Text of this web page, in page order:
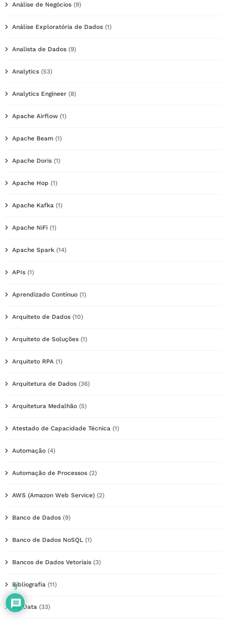
Análise de Negócios (9)
Análise Exploratória de Dados (1)
Analista de Dados (9)
Analytics (53)
Analytics Engineer (8)
Apache Airflow (1)
Apache Beam (1)
Apache Doris (1)
Apache Hop (1)
Apache Kafka (1)
Apache NiFi (1)
Apache Spark (14)
APIs (1)
Aprendizado Contínuo (1)
Arquiteto de Dados (10)
Arquiteto de Soluções (1)
Arquiteto RPA (1)
Arquitetura de Dados (36)
Arquitetura Medalhão (5)
Atestado de Capacidade Técnica (1)
Automação (4)
Automação de Processos (2)
AWS (Amazon Web Service) (2)
Banco de Dados (9)
Banco de Dados NoSQL (1)
Bancos de Dados Vetoriais (3)
Bibliografia (11)
Big Data (33)
9